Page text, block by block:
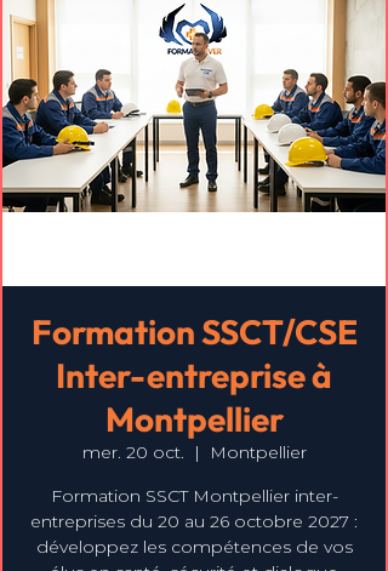
Formation SSCT/CSE
Inter-entreprise à
Montpellier
mer. 20 oct.
  |
Montpellier
Formation SSCT Montpellier inter-
entreprises du 20 au 26 octobre 2027 :
développez les compétences de vos